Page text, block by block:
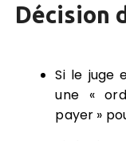
Décision
Si le juge
une «
payer »